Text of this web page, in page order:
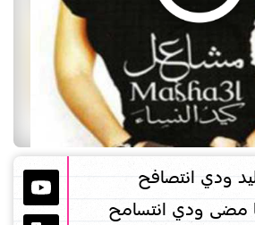
ودي انتصافح
مضى ودي انتسامح